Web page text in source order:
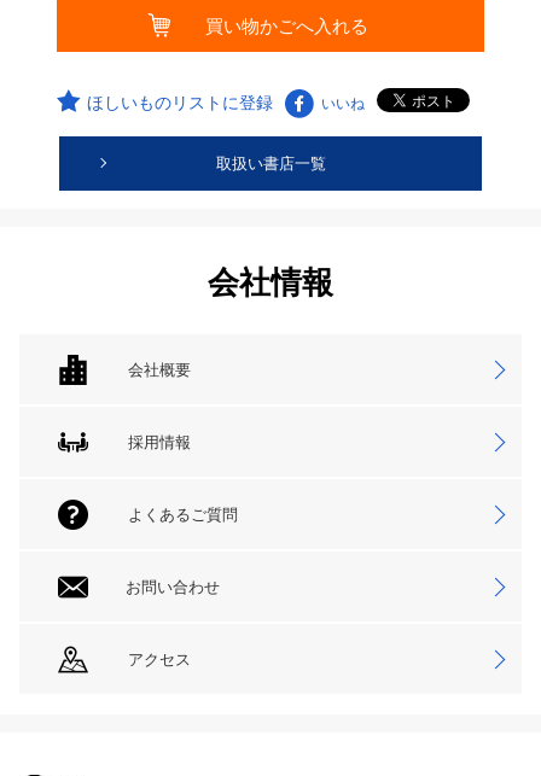
ほしいものリストに登録 いいね
取扱い書店一覧
会社情報
会社概要
採用情報
よくあるご質問
お問い合わせ
アクセス